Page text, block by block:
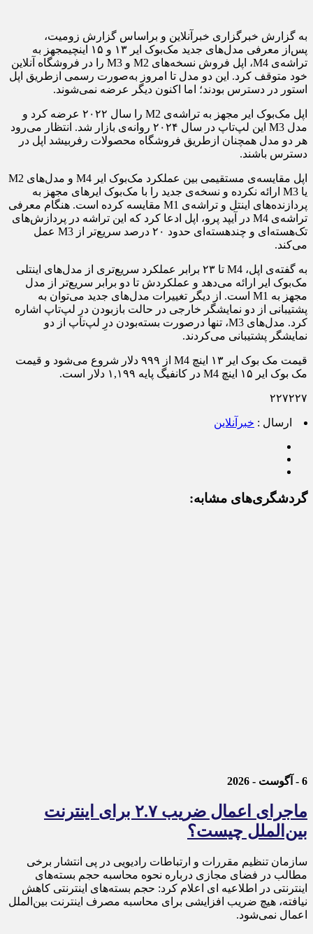
به گزارش خبرگزاری خبرآنلاین و براساس گزارش زومیت،
پس‌از معرفی مدل‌های جدید مک‌بوک ایر ۱۳ و ۱۵ اینچیمجهز به
تراشه‌ی M4، اپل فروش نسخه‌های M2 و M3 را در فروشگاه آنلاین
خود متوقف کرد. این دو مدل تا امروز به‌صورت رسمی ازطریق اپل
استور در دسترس بودند؛ اما اکنون دیگر عرضه نمی‌شوند.
اپل مک‌بوک ایر مجهز به تراشه‌ی M2 را سال ۲۰۲۲ عرضه کرد و
مدل M3 این لپ‌تاپ در سال ۲۰۲۴ روانه‌ی بازار شد. انتظار می‌رود
هر دو مدل همچنان ازطریق فروشگاه محصولات رفربیشد اپل در
دسترس باشند.
اپل مقایسه‌ی مستقیمی بین عملکرد مک‌بوک ایر M4 و مدل‌های M2
یا M3 ارائه نکرده و نسخه‌ی جدید را با مک‌بوک ایرهای مجهز به
پردازنده‌های اینتل و تراشه‌ی M1 مقایسه کرده است. هنگام معرفی
تراشه‌ی M4 در آیپد پرو، اپل ادعا کرد که این تراشه در پردازش‌های
تک‌هسته‌ای و چندهسته‌ای حدود ۲۰ درصد سریع‌تر از M3 عمل
می‌کند.
به گفته‌ی اپل، M4 تا ۲۳ برابر عملکرد سریع‌تری از مدل‌های اینتلی
مک‌بوک ایر ارائه می‌دهد و عملکردش تا دو برابر سریع‌تر از مدل
مجهز به M1 است. از دیگر تغییرات مدل‌های جدید می‌توان به
پشتیبانی از دو نمایشگر خارجی در حالت بازبودن درِ لپ‌تاپ اشاره
کرد. مدل‌های M3، تنها درصورت بسته‌بودن درِ لپ‌تاپ از دو
نمایشگر پشتیبانی می‌کردند.
قیمت مک بوک ایر ۱۳ اینچ M4 از ۹۹۹ دلار شروع می‌شود و قیمت
مک بوک ایر ۱۵ اینچ M4 در کانفیگ پایه ۱,۱۹۹ دلار است.
۲۲۷۲۲۷
ارسال : خبرآنلاین
گردشگری‌های مشابه:
6 - آگوست - 2026
ماجرای اعمال ضریب ۲.۷ برای اینترنت
بین‌الملل چیست؟
سازمان تنظیم مقررات و ارتباطات رادیویی در پی انتشار برخی
مطالب در فضای مجازی درباره نحوه محاسبه حجم بسته‌های
اینترنتی در اطلاعیه ای اعلام کرد: حجم بسته‌های اینترنتی کاهش
نیافته، هیچ ضریب افزایشی برای محاسبه مصرف اینترنت بین‌الملل
اعمال نمی‌شود.